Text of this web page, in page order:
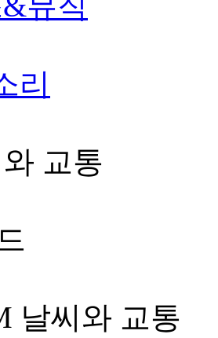
리
교통
날씨와 교통